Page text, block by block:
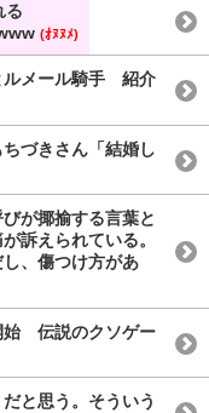
る
(ｵﾇﾇﾒ)
ルメール騎手 紹介
づきさん「結婚し
が揶揄する言葉と
訴えられている。
、傷つけ方があ
始 伝説のクソゲー
と思う。そういう